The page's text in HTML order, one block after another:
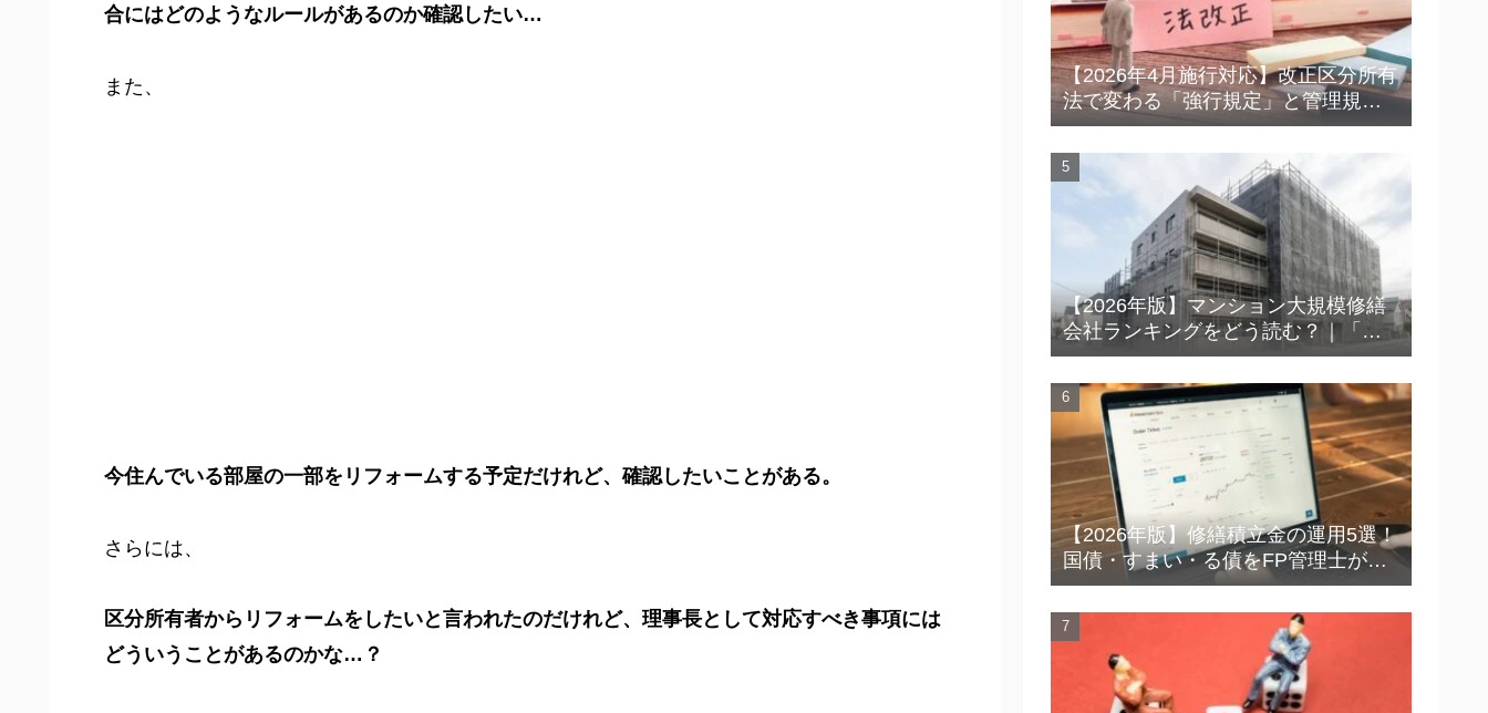
合にはどのようなルールがあるのか確認したい…
また、
今住んでいる部屋の一部をリフォームする予定だけれど、確認したいことがある。
さらには、
区分所有者からリフォームをしたいと言われたのだけれど、理事長として対応すべき事項には
どういうことがあるのかな…？
【2026年4月施行対応】改正区分所有
法で変わる「強行規定」と管理規約
｜総会・規約改定で今すぐ確認した
いポイント
【2026年版】マンション大規模修繕
会社ランキングをどう読む？｜「上
位＝安心」ではない時代の見極め方
【2026年版】修繕積立金の運用5選！
国債・すまい・る債をFP管理士が徹
底比較